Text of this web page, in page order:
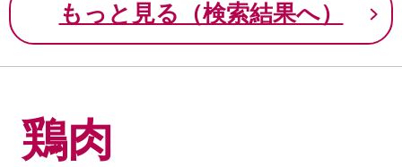
もっと見る（検索結果へ）
鶏肉